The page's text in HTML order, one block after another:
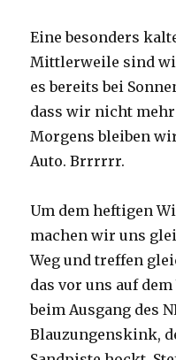
Eine besonders
Mittlerweile sind
es bereits bei
dass wir nicht
Morgens bleiben
Auto. Brrrrrr.
Um dem heftigen
machen wir uns
Weg und treffen
das vor uns auf
beim Ausgang des
Blauzungenskink,